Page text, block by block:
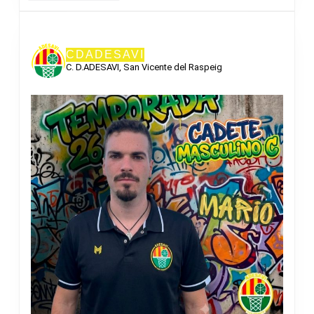
CDADESAVI
C. D.ADESAVI, San Vicente del Raspeig